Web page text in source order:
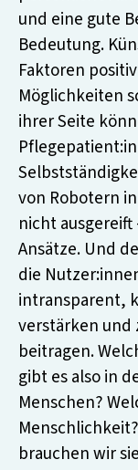
und eine gute
Bedeutung.
Faktoren
Möglichkeiten
ihrer Seite
von Robotern
nicht
Ansätze. Und
die
intransparent,
verstärken und
beitragen.
gibt es also in
Menschen?
brauchen wir